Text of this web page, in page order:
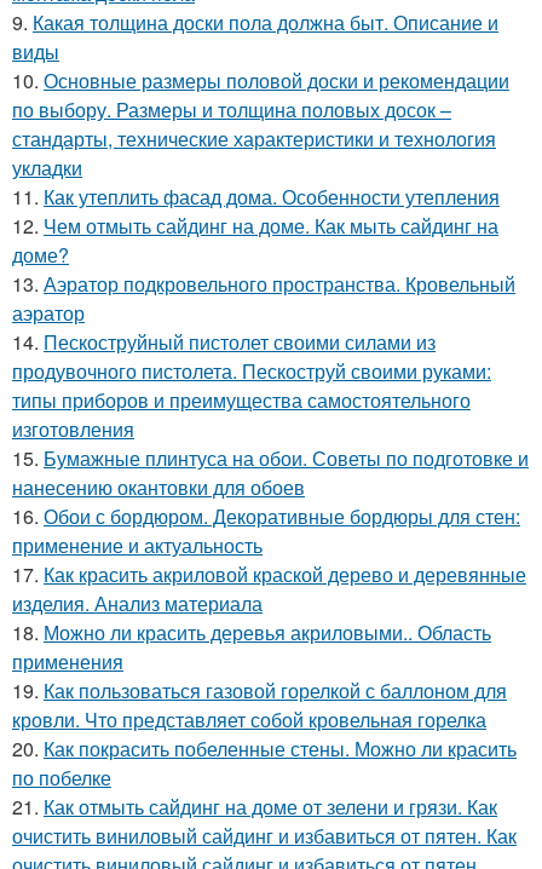
9. Какая толщина доски пола должна быт. Описание и
виды
10. Основные размеры половой доски и рекомендации
по выбору. Размеры и толщина половых досок –
стандарты, технические характеристики и технология
укладки
11. Как утеплить фасад дома. Особенности утепления
12. Чем отмыть сайдинг на доме. Как мыть сайдинг на
доме?
13. Аэратор подкровельного пространства. Кровельный
аэратор
14. Пескоструйный пистолет своими силами из
продувочного пистолета. Пескоструй своими руками:
типы приборов и преимущества самостоятельного
изготовления
15. Бумажные плинтуса на обои. Советы по подготовке и
нанесению окантовки для обоев
16. Обои с бордюром. Декоративные бордюры для стен:
применение и актуальность
17. Как красить акриловой краской дерево и деревянные
изделия. Анализ материала
18. Можно ли красить деревья акриловыми.. Область
применения
19. Как пользоваться газовой горелкой с баллоном для
кровли. Что представляет собой кровельная горелка
20. Как покрасить побеленные стены. Можно ли красить
по побелке
21. Как отмыть сайдинг на доме от зелени и грязи. Как
очистить виниловый сайдинг и избавиться от пятен. Как